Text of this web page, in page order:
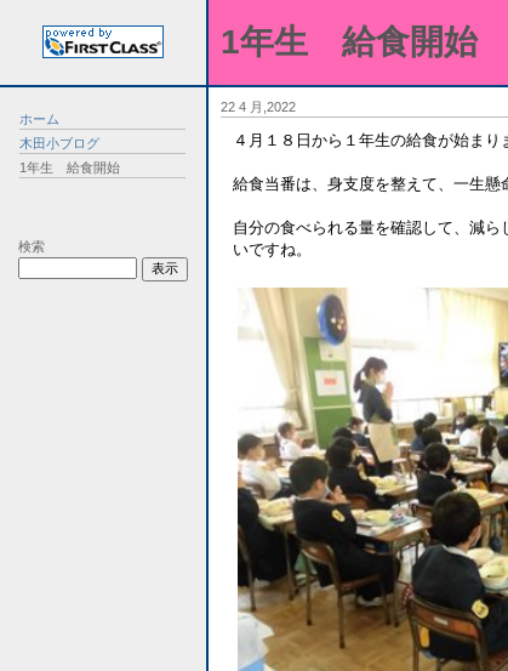
ホーム
木田小ブログ
1年生 給食開始
検索
1年生 給食開始
22 4 月,2022
４月１８日から１年生の給食が始ま
給食当番は、身支度を整えて、一生懸
自分の食べられる量を確認して、減
いですね。